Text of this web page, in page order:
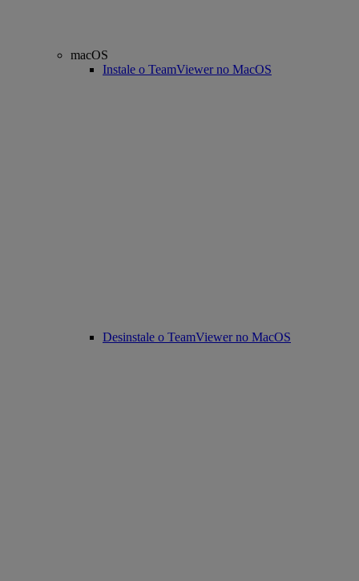
macOS
Instale o TeamViewer no MacOS
Desinstale o TeamViewer no MacOS